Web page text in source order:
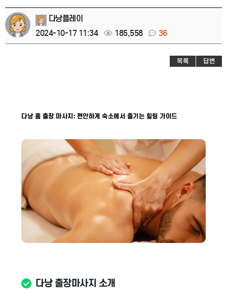
다낭플레이
2024-10-17 11:34
185,558 36
목록 답변
다낭 홈 출장 마사지: 편안하게 숙소에서 즐기는 힐링 가이드
다낭 출장마사지 소개